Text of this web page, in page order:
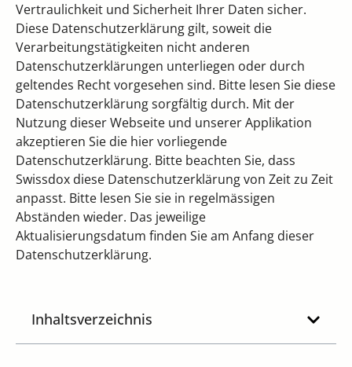
Vertraulichkeit und Sicherheit Ihrer Daten sicher.
Diese Datenschutzerklärung gilt, soweit die
Verarbeitungstätigkeiten nicht anderen
Datenschutzerklärungen unterliegen oder durch
geltendes Recht vorgesehen sind. Bitte lesen Sie diese
Datenschutzerklärung sorgfältig durch. Mit der
Nutzung dieser Webseite und unserer Applikation
akzeptieren Sie die hier vorliegende
Datenschutzerklärung. Bitte beachten Sie, dass
Swissdox diese Datenschutzerklärung von Zeit zu Zeit
anpasst. Bitte lesen Sie sie in regelmässigen
Abständen wieder. Das jeweilige
Aktualisierungsdatum finden Sie am Anfang dieser
Datenschutzerklärung.
Inhaltsverzeichnis